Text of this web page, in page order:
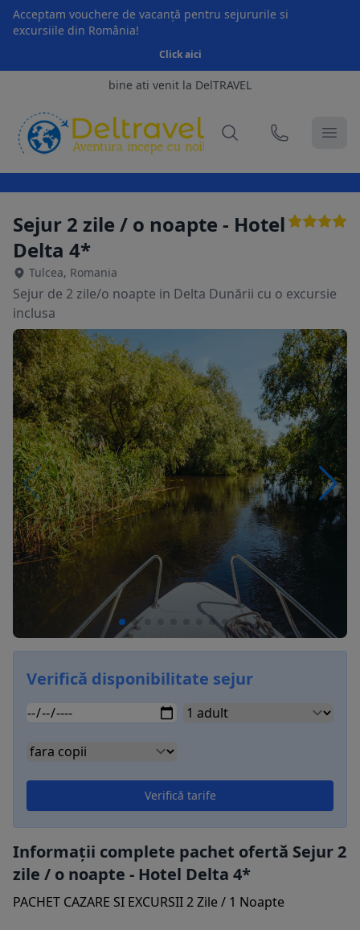
Acceptam vouchere de vacanță pentru sejururile si
excursiile din România!
Click aici
bine ati venit la DelTRAVEL
Sejur 2 zile / o noapte - Hotel
Delta 4*
Tulcea, Romania
Sejur de 2 zile/o noapte in Delta Dunării cu o excursie
inclusa
Verifică disponibilitate sejur
Verifică tarife
Informații complete pachet ofertă Sejur 2
zile / o noapte - Hotel Delta 4*
PACHET CAZARE SI EXCURSII 2 Zile / 1 Noapte